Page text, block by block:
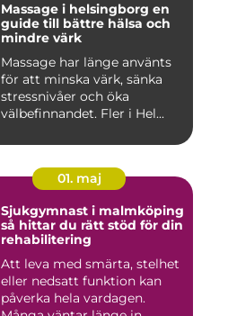
Massage i helsingborg en
guide till bättre hälsa och
mindre värk
Massage har länge använts
för att minska värk, sänka
stressnivåer och öka
välbefinnandet. Fler i Hel...
01. maj
Sjukgymnast i malmköping
så hittar du rätt stöd för din
rehabilitering
Att leva med smärta, stelhet
eller nedsatt funktion kan
påverka hela vardagen.